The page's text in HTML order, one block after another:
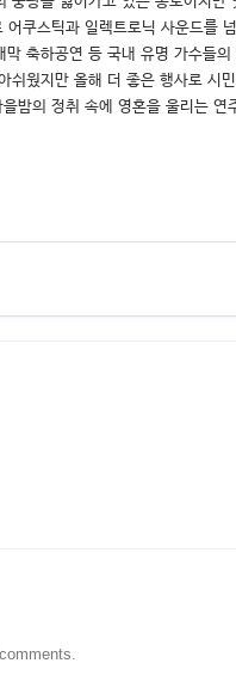
스틱과 일렉트로닉 사운드를
축하공연 등 국내 유명 가수
웠지만 올해 더 좋은 행사로 시
의 정취 속에 영혼을 울리는 연